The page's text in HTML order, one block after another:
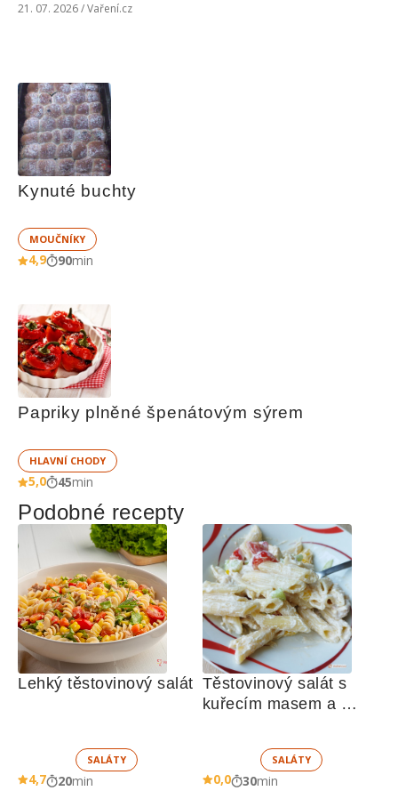
21. 07. 2026 / Vaření.cz
Kynuté buchty
MOUČNÍKY
4,9 90min
Papriky plněné špenátovým sýrem
HLAVNÍ CHODY
5,0 45min
Podobné recepty
Lehký těstovinový salát
SALÁTY
4,7 20min
Těstovinový salát s
kuřecím masem a
SALÁTY
0,0 30min